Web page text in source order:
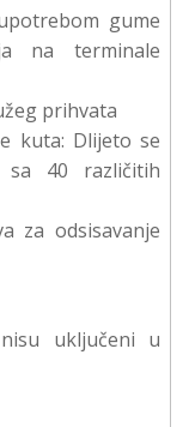
gume
na terminale
prihvata
kuta: Dlijeto se
40 različitih
za odsisavanje
uključeni u